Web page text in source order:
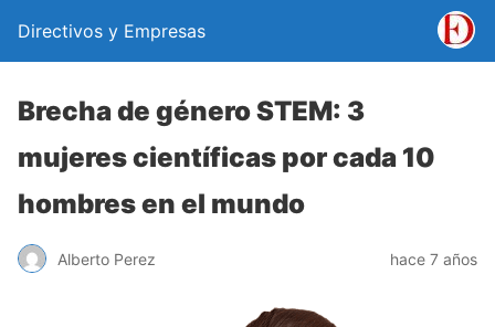
Directivos y Empresas
Brecha de género STEM: 3
mujeres científicas por cada 10
hombres en el mundo
Alberto Perez hace 7 años